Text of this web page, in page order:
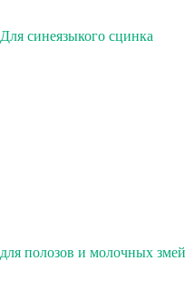
Для синеязыкого сцинка
для полозов и молочных змей